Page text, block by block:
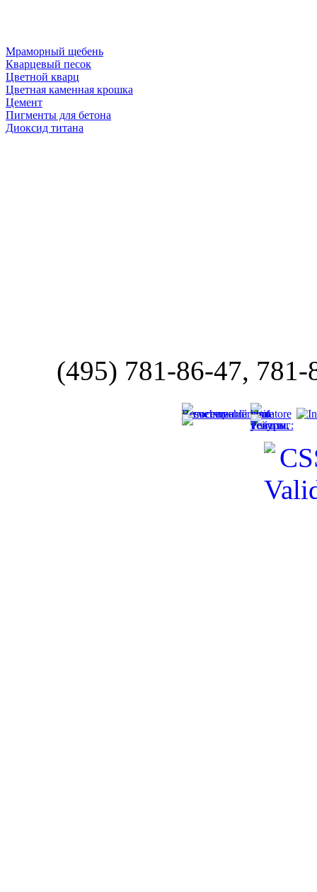
Мраморный щебень
Кварцевый песок
Цветной кварц
Цветная каменная крошка
Цемент
Пигменты для бетона
Диоксид титана
(495) 781-86-47,